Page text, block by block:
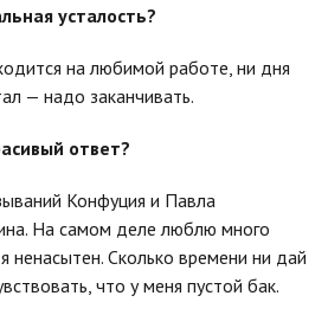
усталость?
на любимой работе, ни дня
— надо заканчивать.
ответ?
Конфуция и Павла
На самом деле люблю много
ненасытен. Сколько времени ни дай
что у меня пустой бак.